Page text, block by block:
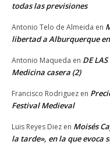
todas las previsiones
Antonio Telo de Almeida en
libertad a Alburquerque
Antonio Maqueda en DE LAS
Medicina casera (2)
Francisco Rodriguez en
Festival Medieval
Luis Reyes Diez en Moisés
la tarde», en la que evoca